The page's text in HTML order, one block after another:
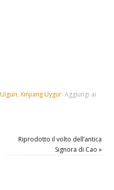
Uiguri,Xinjiang Uygur. Aggiungi ai
Riprodotto il volto dell’antica
Signora di Cao »